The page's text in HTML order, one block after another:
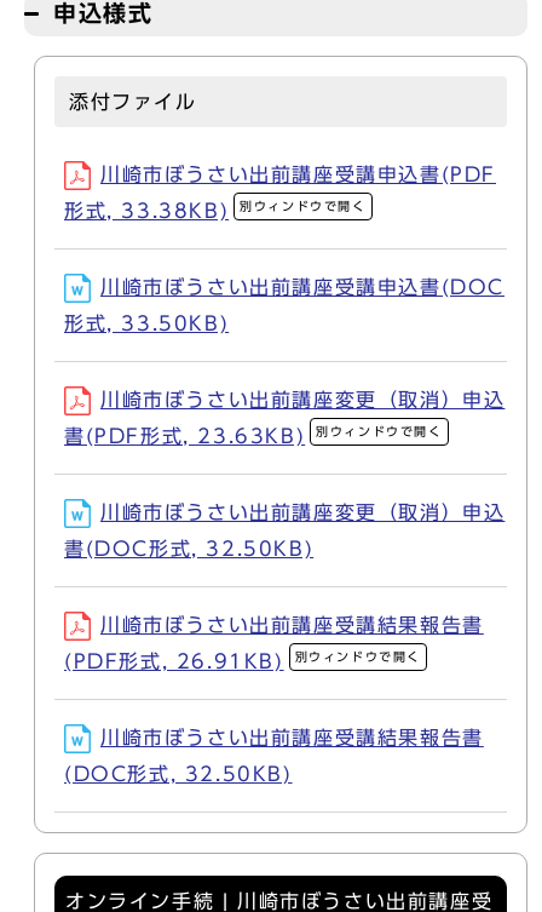
申込様式
添付ファイル
川崎市ぼうさい出前講座受講申込書(PDF
形式, 33.38KB)
別ウィンドウで開く
川崎市ぼうさい出前講座受講申込書(DOC
形式, 33.50KB)
川崎市ぼうさい出前講座変更（取消）申込
書(PDF形式, 23.63KB)
別ウィンドウで開く
川崎市ぼうさい出前講座変更（取消）申込
書(DOC形式, 32.50KB)
川崎市ぼうさい出前講座受講結果報告書
(PDF形式, 26.91KB)
別ウィンドウで開く
川崎市ぼうさい出前講座受講結果報告書
(DOC形式, 32.50KB)
オンライン手続 | 川崎市ぼうさい出前講座受